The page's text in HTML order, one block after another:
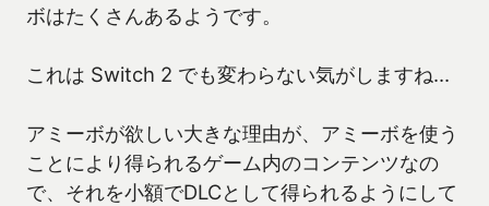
ボはたくさんあるようです。
これは Switch 2 でも変わらない気がしますね…
アミーボが欲しい大きな理由が、アミーボを使う
ことにより得られるゲーム内のコンテンツなの
で、それを小額でDLCとして得られるようにして